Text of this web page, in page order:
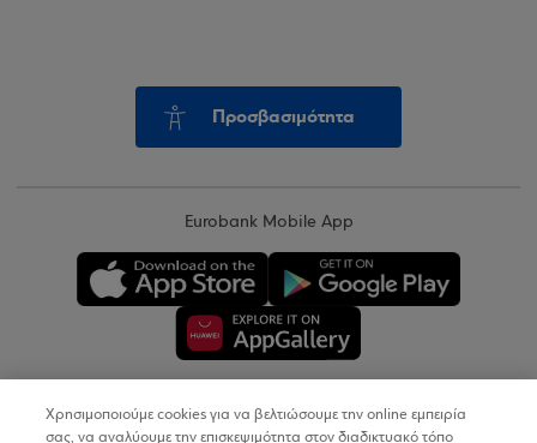
Προσβασιμότητα
Eurobank Mobile App
Copyright © 2026
Χρησιμοποιούμε cookies για να βελτιώσουμε την online εμπειρία
σας, να αναλύουμε την επισκεψιμότητα στον διαδικτυακό τόπο